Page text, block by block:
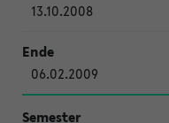
13.10.2008
06.02.2009